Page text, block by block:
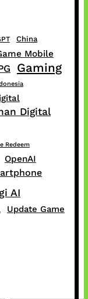
China
Mobile
Gaming
Digital
Redeem
OpenAI
AI
Update Game